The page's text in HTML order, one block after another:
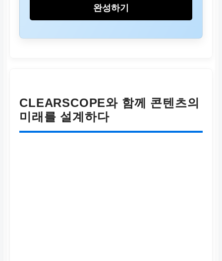
‘기둥 콘텐츠’와 ‘서브 콘
콘텐츠 일관성 및 효율성
증대.
완성하기
CLEARSCOPE와 함께 콘텐츠의
미래를 설계하다